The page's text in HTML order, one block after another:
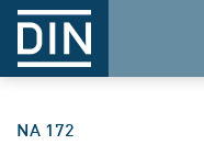
NA 172